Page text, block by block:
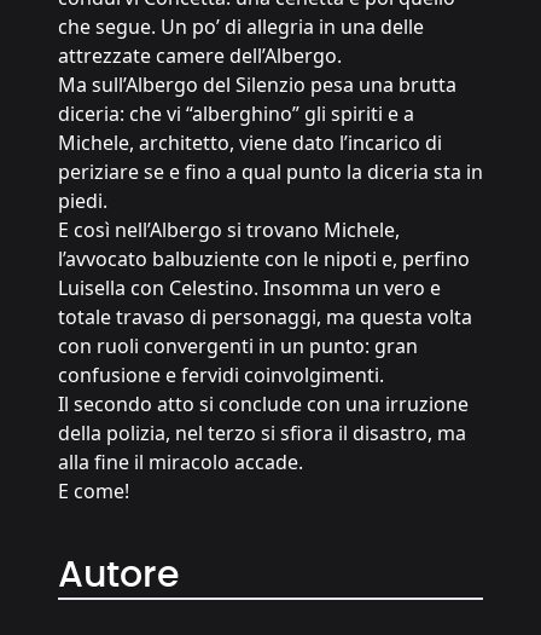
che segue. Un po’ di allegria in una delle
attrezzate camere dell’Albergo.
Ma sull’Albergo del Silenzio pesa una brutta
diceria: che vi “alberghino” gli spiriti e a
Michele, architetto, viene dato l’incarico di
periziare se e fino a qual punto la diceria sta in
piedi.
E così nell’Albergo si trovano Michele,
l’avvocato balbuziente con le nipoti e, perfino
Luisella con Celestino. Insomma un vero e
totale travaso di personaggi, ma questa volta
con ruoli convergenti in un punto: gran
confusione e fervidi coinvolgimenti.
Il secondo atto si conclude con una irruzione
della polizia, nel terzo si sfiora il disastro, ma
alla fine il miracolo accade.
E come!
Autore